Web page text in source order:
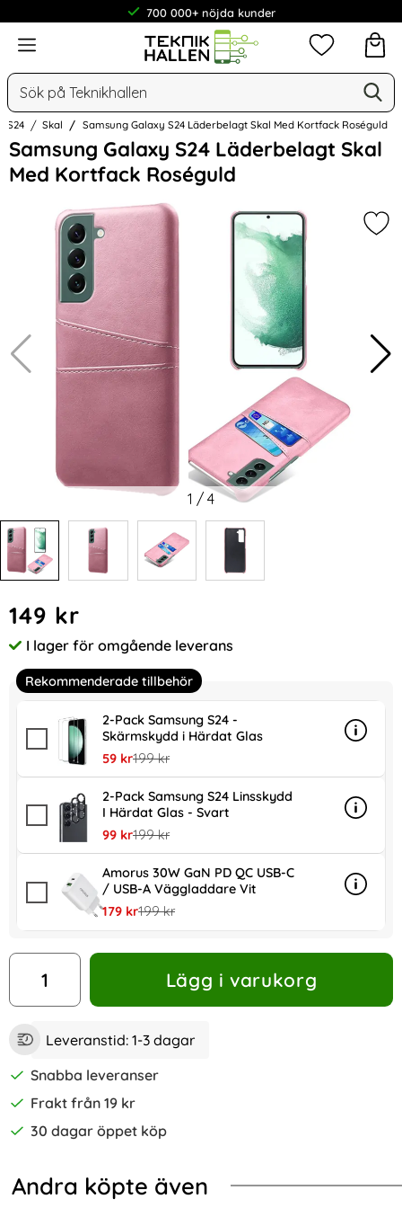
700 000+ nöjda kunder
Meny
Sök
Mina
S24 Skal Samsung Galaxy S24 Läderbelagt Skal Med Kortfack Roséguld
Samsung Galaxy S24 Läderbelagt Skal
Med Kortfack Roséguld
Hoppa
över
Bilder
1 / 4
pris
149 kr
Tillgänglighet:
I lager för omgående leverans
Rekommenderade tillbehör
2-Pack Samsung S24 -
Skärmskydd i Härdat Glas
rea pris
59 krtidigare pris
199 kr
Info
mer
2-Pack Samsung S24 Linsskydd
I Härdat Glas - Svart
rea pris
99 krtidigare pris
199 kr
Info
mer
Amorus 30W GaN PD QC USB-C
/ USB-A Väggladdare Vit
rea pris
179 krtidigare pris
199 kr
Info
mer
antal
Lägg i varukorg
Leveranstid: 1-3 dagar
Snabba leveranser
Frakt från 19 kr
30 dagar öppet köp
Andra köpte även